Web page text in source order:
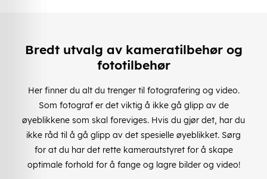
Bredt utvalg av kameratilbehør og
fototilbehør
Her finner du alt du trenger til fotografering og video.
Som fotograf er det viktig å ikke gå glipp av de
øyeblikkene som skal foreviges. Hvis du gjør det, har du
ikke råd til å gå glipp av det spesielle øyeblikket. Sørg
for at du har det rette kamerautstyret for å skape
optimale forhold for å fange og lagre bilder og video!